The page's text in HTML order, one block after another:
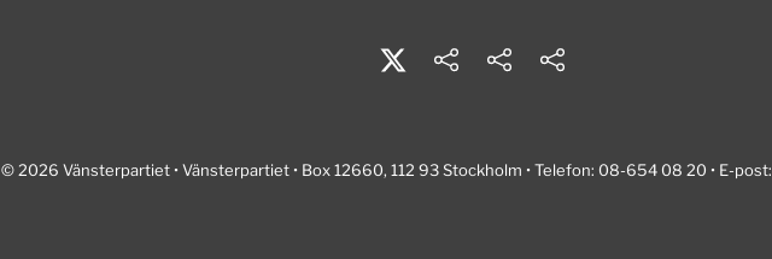
© 2026 Vänsterpartiet • Vänsterpartiet • Box 12660, 112 93 Stockholm • Telefon: 08-654 08 20 • E-post: